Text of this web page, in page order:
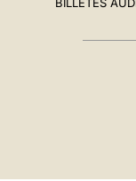
BILLETES